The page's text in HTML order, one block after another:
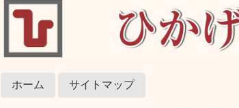
ホーム サイトマップ